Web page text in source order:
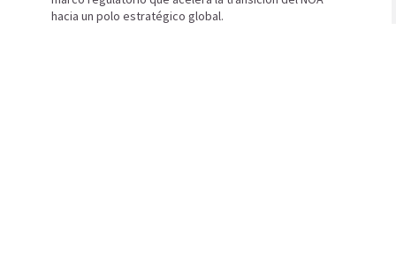
hacia un polo estratégico global.